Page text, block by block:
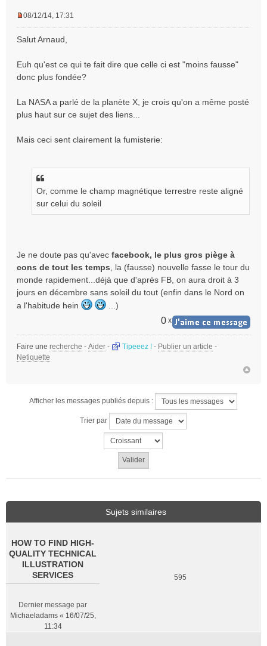
s
a
g
n
u
08/12/14, 17:31
Salut Arnaud,
Euh qu'est ce qui te fait dire que celle ci est "moins fausse"
donc plus fondée?
La NASA a parlé de la planète X, je crois qu'on a même posté
plus haut sur ce sujet des liens...
Mais ceci sent clairement la fumisterie:
Or, comme le champ magnétique terrestre reste aligné
sur celui du soleil
Je ne doute pas qu'avec facebook, le plus gros piège à
cons de tout les temps , la (fausse) nouvelle fasse le tour du
monde rapidement...déjà que d'après FB, on aura droit à 3
jours en décembre sans soleil du tout (enfin dans le Nord on
a l'habitude hein
...)
0 x
Faire une recherche - Aider - Tipeeez ! - Publier un article -
Netiquette
Afficher les messages publiés depuis :
Trier par
Sujets similaires
HOW TO FIND HIGH-
QUALITY TECHNICAL
ILLUSTRATION
SERVICES
Dernier message par
Michaeladams« 16/07/25,
11:34
595